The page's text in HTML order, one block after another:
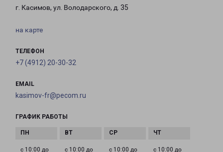
г. Касимов, ул. Володарского, д. 35
на карте
ТЕЛЕФОН
+7 (4912) 20-30-32
EMAIL
kasimov-fr@pecom.ru
ГРАФИК РАБОТЫ
с 10:00 до
с 10:00 до
с 10:00 до
с 10:00 до